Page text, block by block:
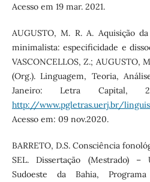
Acesso em 19 mar. 2021.
AUGUSTO, M. R. A. Aquisição
minimalista: especificidade e
VASCONCELLOS, Z.; AUGUSTO,
(Org.). Linguagem, Teoria,
Janeiro: Letra Capital,
http://www.pgletras.uerj.br/
Acesso em: 09 nov.2020.
BARRETO, D.S. Consciência
SEL. Dissertação (Mestrado) –
Sudoeste da Bahia,